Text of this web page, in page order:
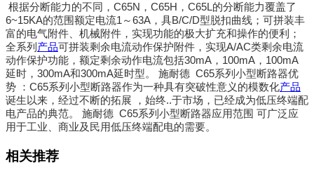
根据分断能力的不同，C65N，C65H，C65L的分断能力覆盖了
6~15KA的范围额定电流1～63A，具B/C/D型脱扣曲线；可拼装丰
富的电气附件、机械附件，实现功能的极大扩充和操作的便利；
全系列 产品可拼装剩余电流动作保护附件，实现A/AC类剩余电流
动作保护功能，额定剩余动作电流包括30mA，100mA，100mA
延时，300mA和300mA延时型。 施耐德 C65系列小型断路器优
势 ：C65系列小型断路器作为一种具有突破性意义的模数化产品
诞生以来，经过不断的拓展 ，始终..于市场，已经成为低压终端配
电产品的典范。 施耐德 C65系列小型断路器应用范围 可广泛应
用于工业、商业及民用低压终端配电的需要。
相关推荐